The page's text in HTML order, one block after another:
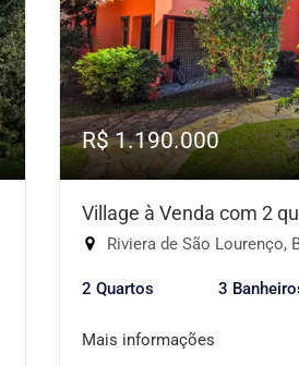
R$ 1.190.000
Village à Venda com 2
Riviera de São Lourenço,
2 Quartos 3
Mais informações